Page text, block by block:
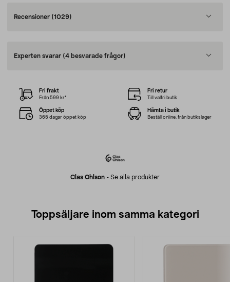
Recensioner (1029)
Experten svarar (4 besvarade frågor)
Clas Ohlson - Se alla produkter
Fri frakt
Från 599 kr*
Fri retur
Till valfri butik
Öppet köp
365 dagar öppet köp
Hämta i butik
Beställ online, från butikslager
Toppsäljare inom samma kategori